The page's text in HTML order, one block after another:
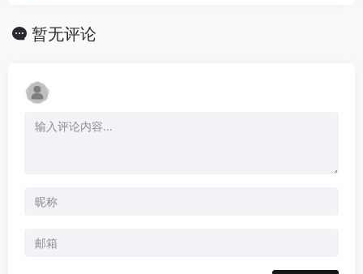
暂无评论